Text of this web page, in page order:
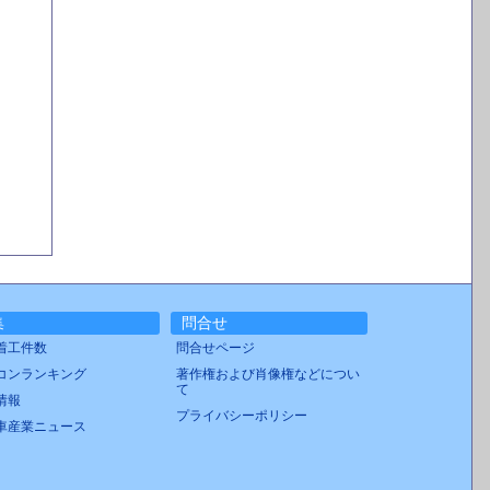
工件数
ンランキング
報
産業ニュース
問合せ
問合せページ
著作権および肖像権などについ
て
プライバシーポリシー